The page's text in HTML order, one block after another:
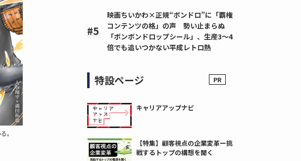
。
映画ちいかわ×正規“ボンドロ”に「覇権
コンテンツの格」の声 勢い止まらぬ
「ボンボンドロップシール」、生産3～4
倍でも追いつかない平成レトロ熱
特設ページ
キャリアアップナビ
【特集】顧客視点の企業変革ー挑
戦するトップの構想を聞く